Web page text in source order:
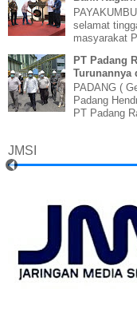
selamat
masyarakat
PT Padang
Turunannya
PADANG (
Padang
PT Padang
JMSI